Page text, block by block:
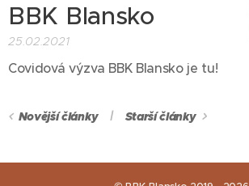
BBK Blansko
25.02.2021
Covidová výzva BBK Blansko je tu!
Novější články Starší články